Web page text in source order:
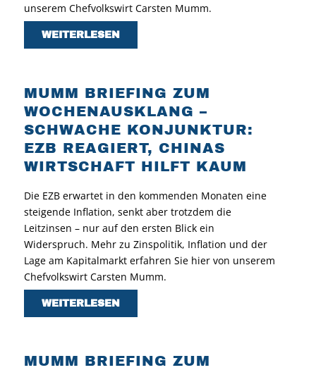
unserem Chefvolkswirt Carsten Mumm.
WEITERLESEN
MUMM BRIEFING ZUM
WOCHENAUSKLANG –
SCHWACHE KONJUNKTUR:
EZB REAGIERT, CHINAS
WIRTSCHAFT HILFT KAUM
Die EZB erwartet in den kommenden Monaten eine
steigende Inflation, senkt aber trotzdem die
Leitzinsen – nur auf den ersten Blick ein
Widerspruch. Mehr zu Zinspolitik, Inflation und der
Lage am Kapitalmarkt erfahren Sie hier von unserem
Chefvolkswirt Carsten Mumm.
WEITERLESEN
MUMM BRIEFING ZUM